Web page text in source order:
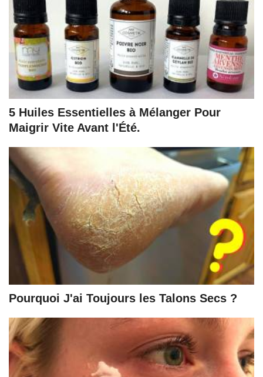
5 Huiles Essentielles à Mélanger Pour
Maigrir Vite Avant l'Été.
Pourquoi J'ai Toujours les Talons Secs ?